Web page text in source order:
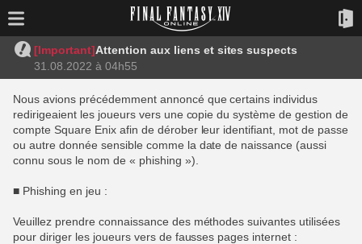
[Important]Attention aux liens et sites suspects
31.08.2022 à 04h55
Nous avions précédemment annoncé que certains individus
redirigeaient les joueurs vers une copie du système de gestion de
compte Square Enix afin de dérober leur identifiant, mot de passe
ou autre donnée sensible comme la date de naissance (aussi
connu sous le nom de « phishing »).
■ Phishing en jeu :
Veuillez prendre connaissance des méthodes suivantes utilisées
pour diriger les joueurs vers de fausses pages internet :